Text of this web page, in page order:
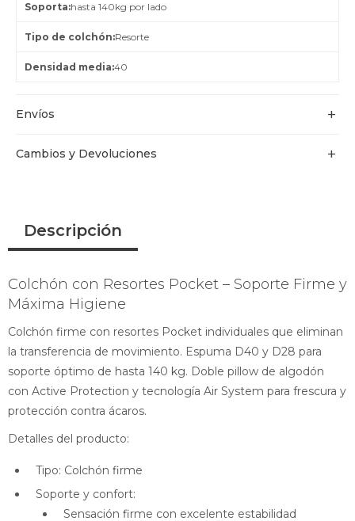
Soporta hasta 140kg por lado
Tipo de colchón Resorte
Densidad media 40
Envíos
Cambios y Devoluciones
Descripción
Colchón con Resortes Pocket – Soporte Firme y
Máxima Higiene
Colchón firme con resortes Pocket individuales que eliminan
la transferencia de movimiento. Espuma D40 y D28 para
soporte óptimo de hasta 140 kg. Doble pillow de algodón
con Active Protection y tecnología Air System para frescura y
protección contra ácaros.
Detalles del producto:
Tipo: Colchón firme
Soporte y confort:
Sensación firme con excelente estabilidad